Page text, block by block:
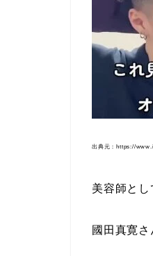
出典元：https://
美容師とし
國田真寛さ